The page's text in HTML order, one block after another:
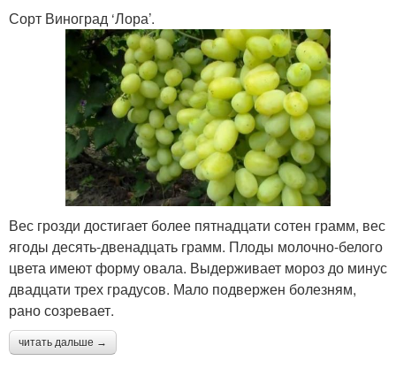
Сорт Виноград ‘Лора’.
Вес грозди достигает более пятнадцати сотен грамм, вес
ягоды десять-двенадцать грамм. Плоды молочно-белого
цвета имеют форму овала. Выдерживает мороз до минус
двадцати трех градусов. Мало подвержен болезням,
рано созревает.
читать дальше →